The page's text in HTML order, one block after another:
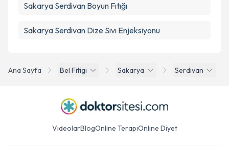
Ana Sayfa Bel Fitigi Sakarya Serdivan
Sakarya Serdivan Boyun Fıtığı
Sakarya Serdivan Dize Sıvı Enjeksiyonu
VideolarBlogOnline TerapiOnline Diyet